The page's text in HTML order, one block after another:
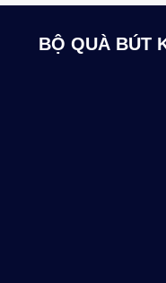
BỘ QUÀ BÚT